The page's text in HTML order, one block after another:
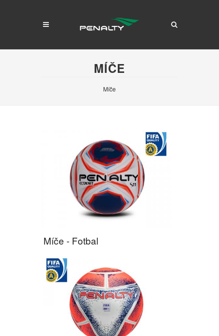
MÍČE
Míče
Míče - Fotbal